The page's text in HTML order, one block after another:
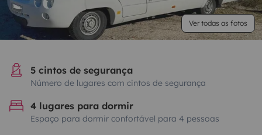
Ver todas as fotos
5 cintos de segurança
Número de lugares com cintos de segurança
4 lugares para dormir
Espaço para dormir confortável para 4 pessoas